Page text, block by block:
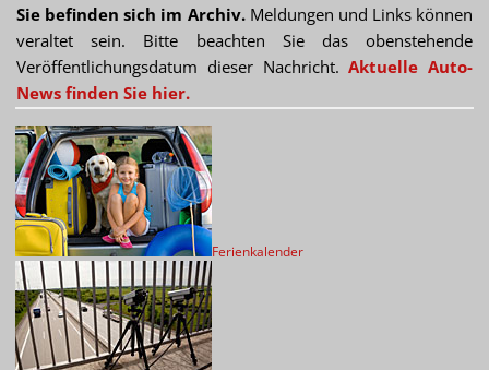
Sie befinden sich im Archiv.Meldungen und Links können
veraltet sein. Bitte beachten Sie das obenstehende
Veröffentlichungsdatum dieser Nachricht.Aktuelle Auto-
News finden Sie hier.
Ferienkalender